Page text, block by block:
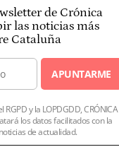
de Crónica
las noticias más
Cataluña
APUNTARME
y la LOPDGDD, CRÓNICA
los datos facilitados con la
de actualidad.